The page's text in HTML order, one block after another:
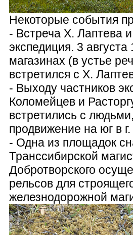
Некоторые события
- Встреча Х. Лаптева
экспедиция. 3 августа
магазинах (в устье
встретился с Х.
- Выходу частников
Коломейцев и
встретились с
продвижение на юг в
- Одна из площадок
Транссибирской
Добротворского
рельсов для
железнодорожной